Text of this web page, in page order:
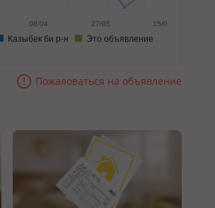
08/04 27/05 15/07
Казыбек би р-н Это объявление
Пожаловаться на объявление